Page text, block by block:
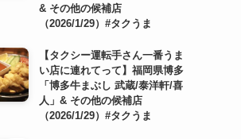
& その他の候補店
（2026/1/29）#タクうま
【タクシー運転手さん一番うま
い店に連れてって】福岡県博多
「博多牛まぶし 武蔵/泰洋軒/喜
人」& その他の候補店
（2026/1/29）#タクうま